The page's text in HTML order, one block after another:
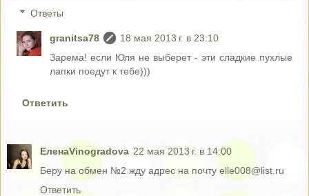
Ответы
granitsa78
18 мая 2013 г. в 23:10
Зарема! если Юля не выберет - эти сладкие пухлые
лапки поедут к тебе)))
Ответить
ЕленаVinogradova 22 мая 2013 г. в 14:00
Беру на обмен №2 жду адрес на почту elle008@list.ru
Ответить